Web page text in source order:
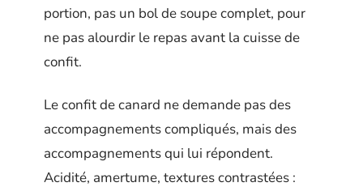
portion, pas un bol de soupe complet, pour
ne pas alourdir le repas avant la cuisse de
confit.
Le confit de canard ne demande pas des
accompagnements compliqués, mais des
accompagnements qui lui répondent.
Acidité, amertume, textures contrastées :